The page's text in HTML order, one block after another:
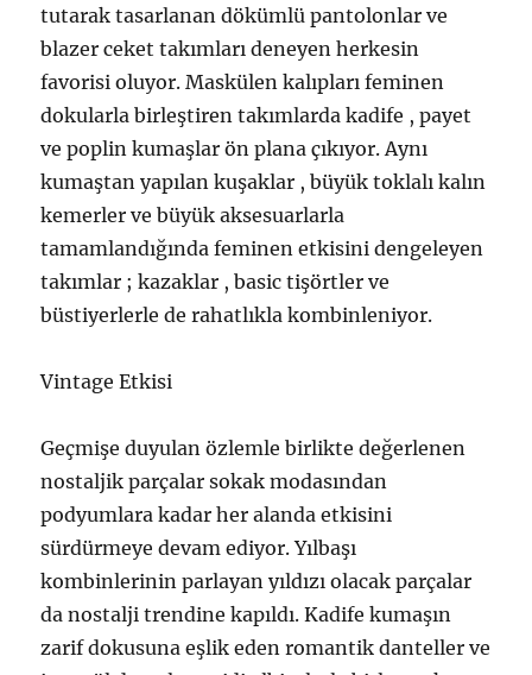
tutarak tasarlanan dökümlü pantolonlar ve
blazer ceket takımları deneyen herkesin
favorisi oluyor. Maskülen kalıpları feminen
dokularla birleştiren takımlarda kadife , payet
ve poplin kumaşlar ön plana çıkıyor. Aynı
kumaştan yapılan kuşaklar , büyük toklalı kalın
kemerler ve büyük aksesuarlarla
tamamlandığında feminen etkisini dengeleyen
takımlar ; kazaklar , basic tişörtler ve
büstiyerlerle de rahatlıkla kombinleniyor.
Vintage Etkisi
Geçmişe duyulan özlemle birlikte değerlenen
nostaljik parçalar sokak modasından
podyumlara kadar her alanda etkisini
sürdürmeye devam ediyor. Yılbaşı
kombinlerinin parlayan yıldızı olacak parçalar
da nostalji trendine kapıldı. Kadife kumaşın
zarif dokusuna eşlik eden romantik danteller ve